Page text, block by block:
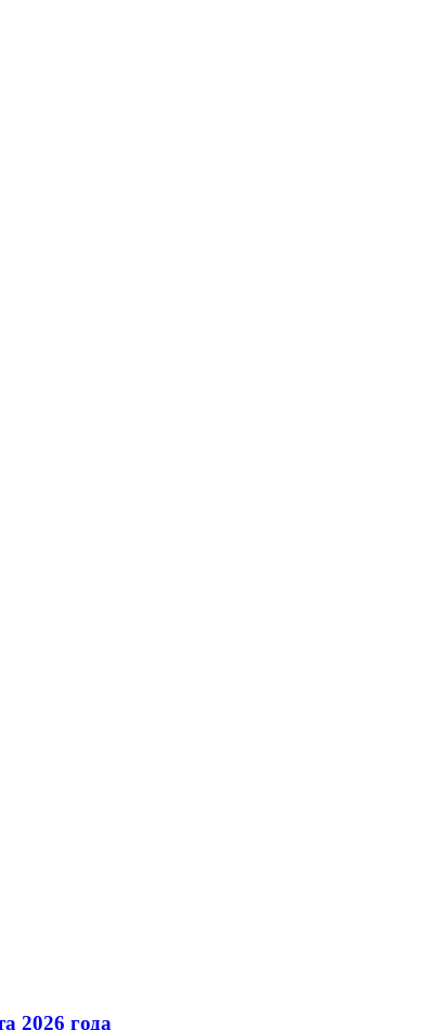
2026 года